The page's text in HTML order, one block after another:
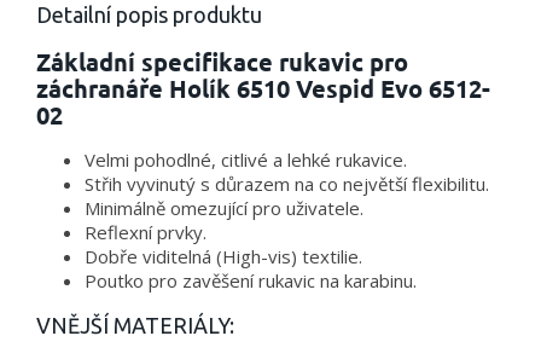
Detailní popis produktu
Základní specifikace rukavic pro
záchranáře Holík 6510 Vespid Evo 6512-
02
Velmi pohodlné, citlivé a lehké rukavice.
Střih vyvinutý s důrazem na co největší flexibilitu.
Minimálně omezující pro uživatele.
Reflexní prvky.
Dobře viditelná (High-vis) textilie.
Poutko pro zavěšení rukavic na karabinu.
VNĚJŠÍ MATERIÁLY: